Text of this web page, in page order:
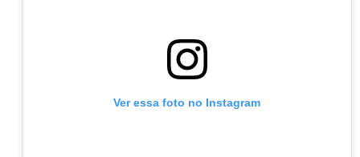
Ver essa foto no Instagram